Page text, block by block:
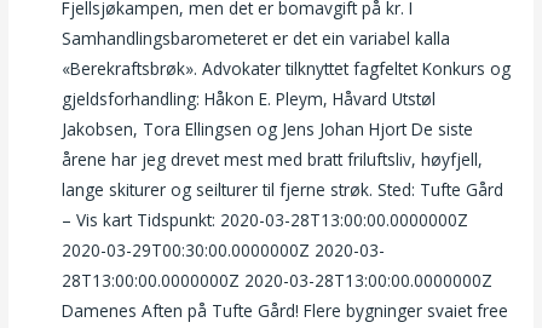
Fjellsjøkampen, men det er bomavgift på kr. I
Samhandlingsbarometeret er det ein variabel kalla
«Berekraftsbrøk». Advokater tilknyttet fagfeltet Konkurs og
gjeldsforhandling: Håkon E. Pleym, Håvard Utstøl
Jakobsen, Tora Ellingsen og Jens Johan Hjort De siste
årene har jeg drevet mest med bratt friluftsliv, høyfjell,
lange skiturer og seilturer til fjerne strøk. Sted: Tufte Gård
– Vis kart Tidspunkt: 2020-03-28T13:00:00.0000000Z
2020-03-29T00:30:00.0000000Z 2020-03-
28T13:00:00.0000000Z 2020-03-28T13:00:00.0000000Z
Damenes Aften på Tufte Gård! Flere bygninger svaiet free